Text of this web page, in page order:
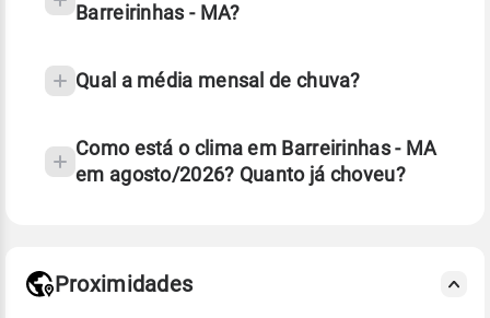
Barreirinhas - MA?
Qual a média mensal de chuva?
Como está o clima em Barreirinhas - MA
em agosto/2026? Quanto já choveu?
Proximidades